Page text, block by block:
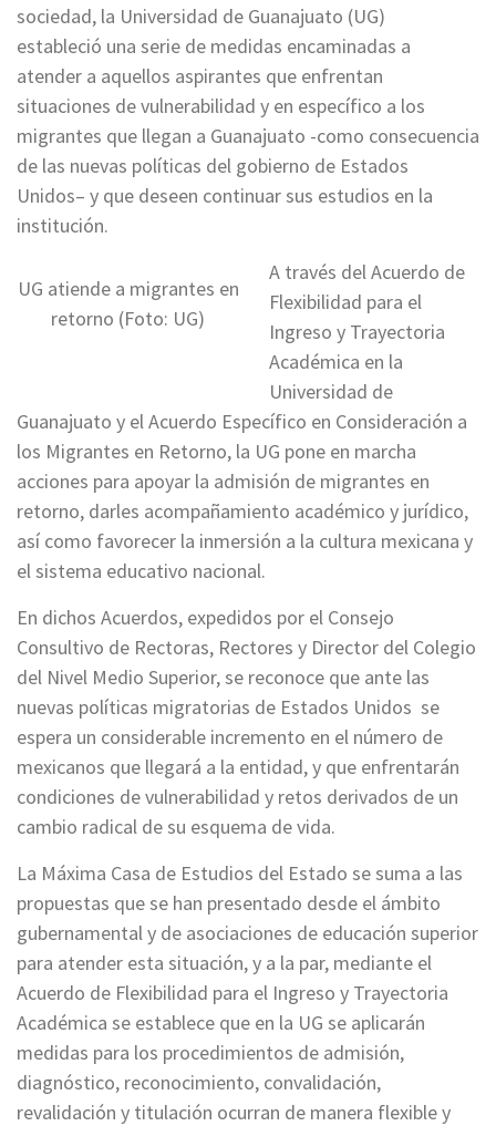
sociedad, la Universidad de Guanajuato (UG)
estableció una serie de medidas encaminadas a
atender a aquellos aspirantes que enfrentan
situaciones de vulnerabilidad y en específico a los
migrantes que llegan a Guanajuato -como consecuencia
de las nuevas políticas del gobierno de Estados
Unidos– y que deseen continuar sus estudios en la
institución.
UG atiende a migrantes en
retorno (Foto: UG)
A través del Acuerdo de
Flexibilidad para el
Ingreso y Trayectoria
Académica en la
Universidad de
Guanajuato y el Acuerdo Específico en Consideración a
los Migrantes en Retorno, la UG pone en marcha
acciones para apoyar la admisión de migrantes en
retorno, darles acompañamiento académico y jurídico,
así como favorecer la inmersión a la cultura mexicana y
el sistema educativo nacional.
En dichos Acuerdos, expedidos por el Consejo
Consultivo de Rectoras, Rectores y Director del Colegio
del Nivel Medio Superior, se reconoce que ante las
nuevas políticas migratorias de Estados Unidos se
espera un considerable incremento en el número de
mexicanos que llegará a la entidad, y que enfrentarán
condiciones de vulnerabilidad y retos derivados de un
cambio radical de su esquema de vida.
La Máxima Casa de Estudios del Estado se suma a las
propuestas que se han presentado desde el ámbito
gubernamental y de asociaciones de educación superior
para atender esta situación, y a la par, mediante el
Acuerdo de Flexibilidad para el Ingreso y Trayectoria
Académica se establece que en la UG se aplicarán
medidas para los procedimientos de admisión,
diagnóstico, reconocimiento, convalidación,
revalidación y titulación ocurran de manera flexible y